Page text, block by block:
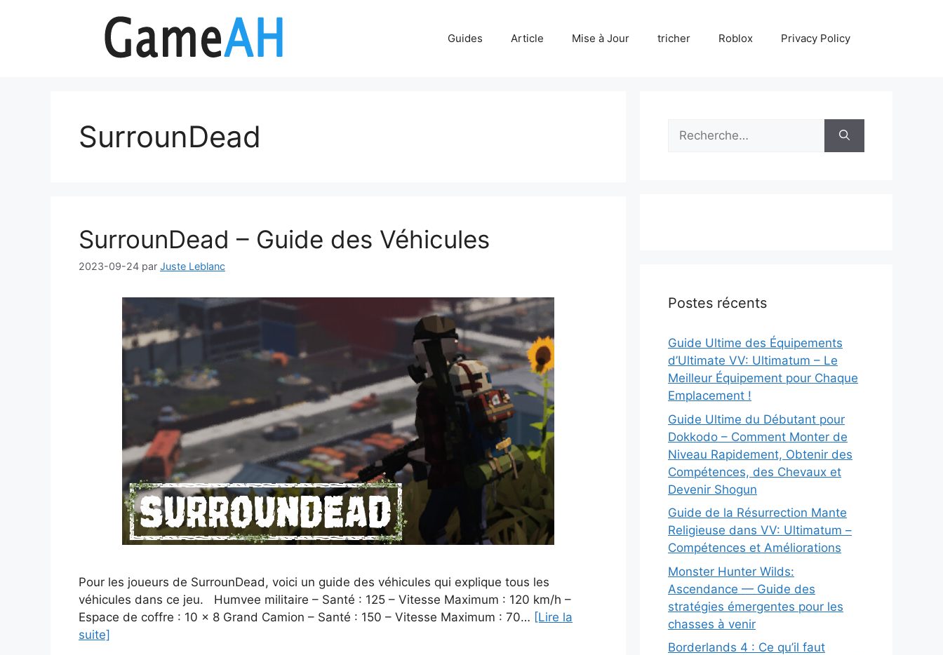
Guides Article Mise à Jour tricher Roblox Privacy Policy
SurrounDead
SurrounDead – Guide des Véhicules
2023-09-24 par Juste Leblanc
Pour les joueurs de SurrounDead, voici un guide des véhicules qui explique tous les
véhicules dans ce jeu. Humvee militaire – Santé : 125 – Vitesse Maximum : 120 km/h –
Espace de coffre : 10 x 8 Grand Camion – Santé : 150 – Vitesse Maximum : 70… [Lire la
suite]
Rechercher :
Postes récents
Guide Ultime des Équipements
d’Ultimate VV: Ultimatum – Le
Meilleur Équipement pour Chaque
Emplacement !
Guide Ultime du Débutant pour
Dokkodo – Comment Monter de
Niveau Rapidement, Obtenir des
Compétences, des Chevaux et
Devenir Shogun
Guide de la Résurrection Mante
Religieuse dans VV: Ultimatum –
Compétences et Améliorations
Monster Hunter Wilds:
Ascendance — Guide des
stratégies émergentes pour les
chasses à venir
Borderlands 4 : Ce qu’il faut